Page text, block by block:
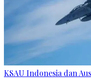
KSAU Indonesia dan